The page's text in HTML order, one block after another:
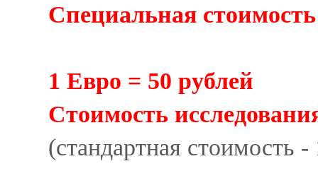
Специальная
1 Евро = 50 рублей
Cтоимость
(стандартная стоимость